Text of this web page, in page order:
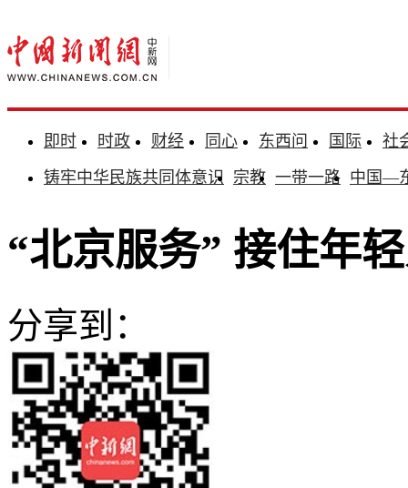
即时 时政 财经 同心 东西问 国际
社
铸牢中华民族共同体意识 宗教 一带一路 中国—
“北京服务” 接住年
分享到：